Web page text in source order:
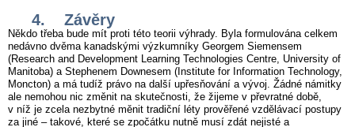
4. Závěry
Někdo třeba bude mít proti této teorii výhrady. Byla formulována celkem
nedávno dvěma kanadskými výzkumníky Georgem Siemensem
(Research and Development Learning Technologies Centre, University of
Manitoba) a Stephenem Downesem (Institute for Information Technology,
Moncton) a má tudíž právo na další upřesňování a vývoj. Žádné námitky
ale nemohou nic změnit na skutečnosti, že žijeme v převratné době,
v níž je zcela nezbytné měnit tradiční léty prověřené vzdělávací postupy
za jiné – takové, které se zpočátku nutně musí zdát nejisté a